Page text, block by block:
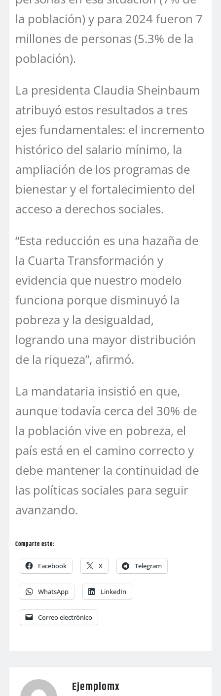
la población) y para 2024 fueron 7
millones de personas (5.3% de la
población).
La presidenta Claudia Sheinbaum
atribuyó estos resultados a tres
ejes fundamentales: el incremento
histórico del salario mínimo, la
ampliación de los programas de
bienestar y el fortalecimiento del
acceso a derechos sociales.
“Esta reducción es una hazaña de
la Cuarta Transformación y
evidencia que nuestro modelo
funciona porque disminuyó la
pobreza y la desigualdad,
logrando una mayor distribución
de la riqueza”, afirmó.
La mandataria insistió en que,
aunque todavía cerca del 30% de
la población vive en pobreza, el
país está en el camino correcto y
debe mantener la continuidad de
las políticas sociales para seguir
avanzando.
Comparte esto:
Facebook X Telegram
WhatsApp LinkedIn
Correo electrónico
Ejemplomx